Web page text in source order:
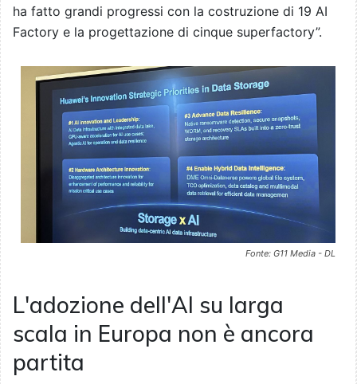
ha fatto grandi progressi con la costruzione di 19 AI
Factory e la progettazione di cinque superfactory”.
Fonte: G11 Media - DL
L'adozione dell'AI su larga
scala in Europa non è ancora
partita